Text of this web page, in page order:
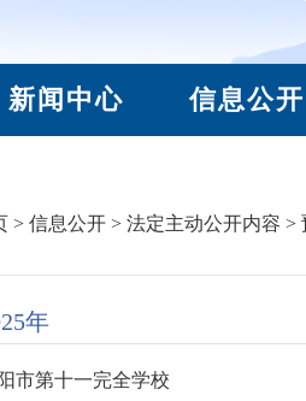
新闻中心 信息公开
> 信息公开 > 法定主动公开内容 >
年
市第十一完全学校